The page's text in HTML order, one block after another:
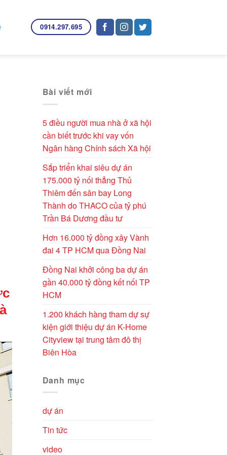
0914.297.695
Bài viết mới
5 điều người mua nhà ở xã hội
cần biết trước khi vay vốn
Ngân hàng Chính sách Xã hội
Sắp triển khai siêu dự án
175.000 tỷ nối thẳng Thủ
Thiêm đến sân bay Long
Thành do THACO của tỷ phú
Trần Bá Dương đầu tư
Hơn 16.000 tỷ đồng xây Vành
đai 4 TP HCM qua Đồng Nai
Đồng Nai khởi công ba dự án
gần 40.000 tỷ đồng kết nối TP
HCM
1.200 khách hàng tham dự sự
kiện giới thiệu dự án K-Home
Cityview tại trung tâm đô thị
Biên Hòa
Danh mục
dự án
Tin tức
video